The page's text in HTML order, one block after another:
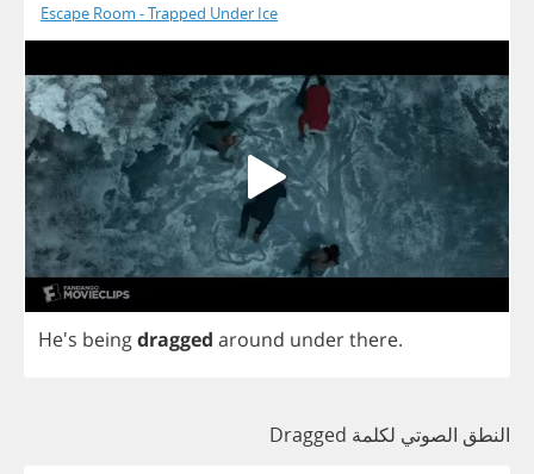
Escape Room - Trapped Under Ice
He's beingdragged around underthere.
النطق الصوتي لكلمة Dragged